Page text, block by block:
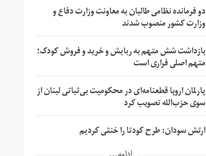
دو فرمانده نظامی طالبان به معاونت وزارت دفاع و
وزارت کشور منصوب شدند
بازداشت شش متهم به ربایش و خرید و فروش کودک؛
متهم اصلی فراری است
پارلمان اروپا قطعنامه‌ای در محکومیت بی‌ثباتی لبنان از
سوی حزب‌الله تصویب کرد
ارتش سودان: طرح کودتا را خنثی کردیم